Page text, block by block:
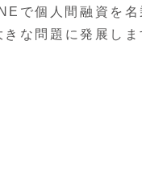
で個人間融資を名
な問題に発展しま